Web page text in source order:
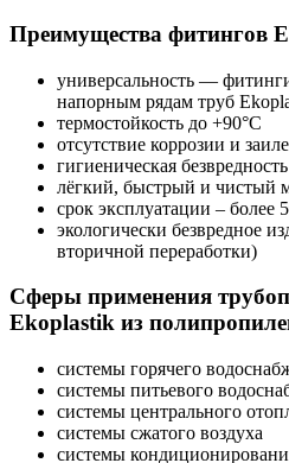
Преимущества фитингов
универсальность —
напорным рядам труб
термостойкость до +90°C
отсутствие коррозии и
гигиеническая безвредность
лёгкий, быстрый и чистый
срок эксплуатации – более
экологически безвредное
вторичной переработки)
Сферы применения
Ekoplastik из
системы горячего
системы питьевого
системы центрального
системы сжатого воздуха
системы